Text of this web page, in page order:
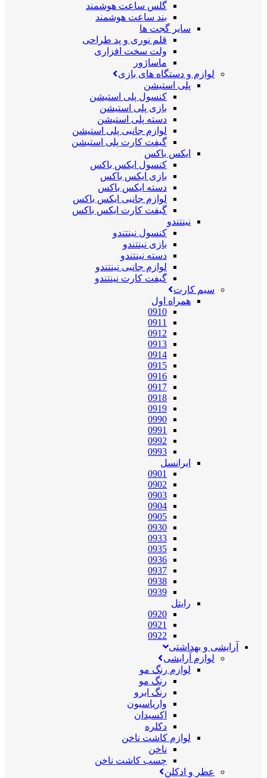
گلس ساعت هوشمند
بند ساعت هوشمند
سایر گجت ها
قلم نوری و پد طراحی
ولت سخت افزاری
ماساژور
لوازم و دستگاه های بازی
پلی استیشن
کنسول پلی استیشن
بازی پلی استیشن
دسته پلی استیشن
لوازم جانبی پلی استیشن
گیفت کارت پلی استیشن
ایکس باکس
کنسول ایکس باکس
بازی ایکس باکس
دسته ایکس باکس
لوازم جانبی ایکس باکس
گیفت کارت ایکس باکس
نینتندو
کنسول نینتندو
بازی نینتندو
دسته نینتندو
لوازم جانبی نینتندو
گیفت کارت نینتندو
سیم کارت
همراه اول
0910
0911
0912
0913
0914
0915
0916
0917
0918
0919
0990
0991
0992
0993
ایرانسل
0901
0902
0903
0904
0905
0930
0933
0935
0936
0937
0938
0939
رایتل
0920
0921
0922
آرایشی و بهداشتی
لوازم آرایشی
لوازم رنگ مو
رنگ مو
رنگ ابرو
واریاسیون
اکسیدان
دکلره
لوازم کاشت ناخن
ناخن
چسب کاشت ناخن
عطر و ادکلن